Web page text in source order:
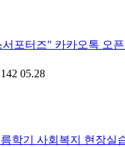
포터즈" 카카오톡 오
142 05.28
학기 사회복지 현장실